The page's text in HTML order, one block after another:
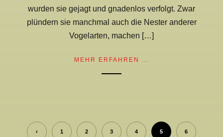
wurden sie gejagt und gnadenlos verfolgt. Zwar
plündern sie manchmal auch die Nester anderer
Vogelarten, machen […]
MEHR ERFAHREN ...
‹ 1 2 3 4 5 6